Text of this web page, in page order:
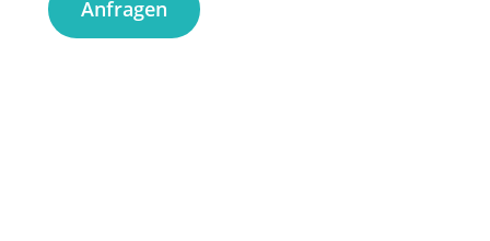
Anfragen